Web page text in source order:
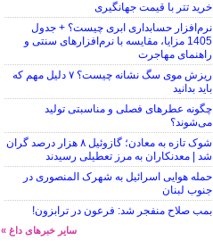
خرید تتر با قیمت جهانگیری
نرم‌افزار حسابداری ابری چیست؟ + جدول
1405 مزایا، مقایسه با نرم‌افزارهای سنتی و
راهنمای مهاجرت
ریزش موی سگ نشانه چیست؟ ۷ دلیل مهم که
باید بدانید
چگونه عطرهای فصلی و مناسبتی تولید
می‌شوند؟
شوک تازه به معادن؛ گازوئیل ۸ هزار درصد گران
شد | معدنکاران به مرز تعطیلی رسیدند
حمله هوایی اسرائیل به شهرک المنصوری در
جنوب لبنان
بمب صلاح منفجر شد: فرعون در ترابزون!
سایر خبرهای داغ »